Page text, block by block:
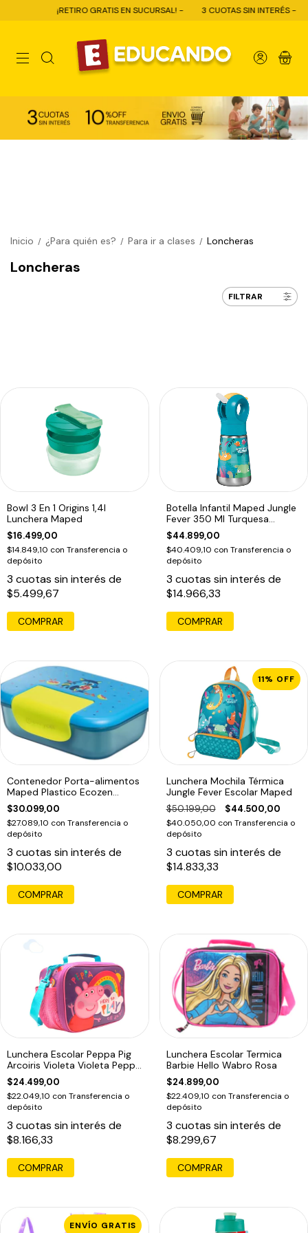
¡RETIRO GRATIS EN SUCURSAL! - 3 CUOTAS SIN INTERÉS - 10%
0
Inicio / ¿Para quién es? / Para ir a clases / Loncheras
Loncheras
FILTRAR
Bowl 3 En 1 Origins 1,4l
Lunchera Maped
$16.499,00
$14.849,10 con Transferencia o
depósito
3 cuotas sin interés de
$5.499,67
COMPRAR
Botella Infantil Maped Jungle
Fever 350 Ml Turquesa
Turquesa
$44.899,00
$40.409,10 con Transferencia o
depósito
3 cuotas sin interés de
$14.966,33
Contenedor Porta-alimentos
Maped Plastico Ecozen
Racoon Azul
$30.099,00
$27.089,10 con Transferencia o
depósito
3 cuotas sin interés de
$10.033,00
11% OFF
Lunchera Mochila Térmica
Jungle Fever Escolar Maped
$50.199,00 $44.500,00
$40.050,00 con Transferencia o
depósito
3 cuotas sin interés de
$14.833,33
Lunchera Escolar Peppa Pig
Arcoiris Violeta Violeta Peppa
Pig
$24.499,00
$22.049,10 con Transferencia o
depósito
3 cuotas sin interés de
$8.166,33
Lunchera Escolar Termica
Barbie Hello Wabro Rosa
$24.899,00
$22.409,10 con Transferencia o
depósito
3 cuotas sin interés de
$8.299,67
ENVÍO GRATIS